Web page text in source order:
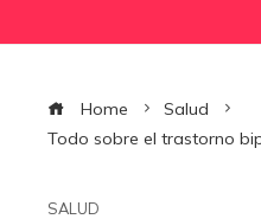
Home
Salud
Todo sobre el trastorno
SALUD